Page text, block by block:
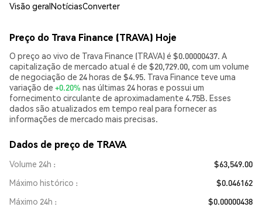
Visão geralNotíciasConverter
Preço do Trava Finance (TRAVA) Hoje
O preço ao vivo de Trava Finance (TRAVA) é $0.00000437. A
capitalização de mercado atual é de $20,729.00, com um volume
de negociação de 24 horas de $4.95. Trava Finance teve uma
variação de +0.20% nas últimas 24 horas e possui um
fornecimento circulante de aproximadamente 4.75B. Esses
dados são atualizados em tempo real para fornecer as
informações de mercado mais precisas.
Dados de preço de TRAVA
Volume 24h
$63,549.00
Máximo histórico
$0.046162
Máximo 24h
$0.00000438